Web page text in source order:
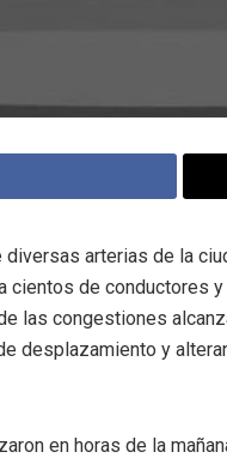
arterias de la
cientos de conductores
las congestiones
desplazamiento y
en horas de la